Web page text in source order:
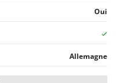
Oui
Allemagne